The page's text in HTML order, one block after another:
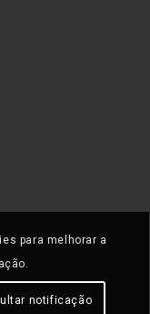
para melhorar a
notificação